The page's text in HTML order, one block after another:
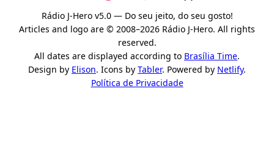
Rádio J-Hero v5.0 — Do seu jeito, do seu gosto!
Articles and logo are © 2008–2026 Rádio J-Hero. All rights
reserved.
All dates are displayed according to Brasília Time.
Design by Elison. Icons by Tabler. Powered by Netlify.
Política de Privacidade